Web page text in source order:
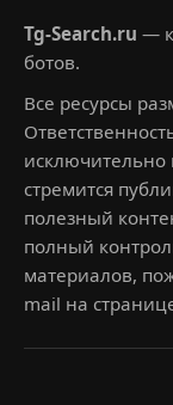
Tg-Search.ru —
ботов.
Все ресурсы
исключительно
стремится
полезный
полный
материалов,
mail на